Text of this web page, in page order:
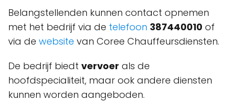
Belangstellenden kunnen contact opnemen
met het bedrijf via de telefoon 387440010 of
via de website van Coree Chauffeursdiensten.
De bedrijf biedt vervoer als de
hoofdspecialiteit, maar ook andere diensten
kunnen worden aangeboden.